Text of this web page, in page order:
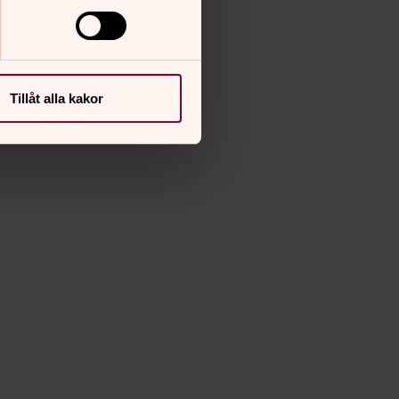
Tillåt alla kakor